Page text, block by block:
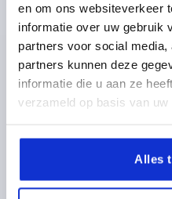
en om ons websiteverkeer
informatie over uw gebruik
partners voor social
partners kunnen deze
informatie die u aan ze
verzameld op basis van
Alles
SCHRAUBANSCHLUSS,
KUNSTSTOFF SCHWARZ,
SCHWARZ
FORM=A AUSFÜHRUNG
FORM-TYP=BUCHSE
D1=5,8
SCHUTZART=IP65/IP67
BETRIEBSSPANNUNG V=30
BEMESSUNGSSTROM (40